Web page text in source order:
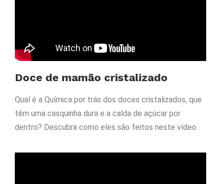
Doce de mamão cristalizado
Qual é a Química por trás dos doces cristalizados, que
têm uma casquinha dura e a calda de açúcar por
dentro? Descubra como eles são feitos neste vídeo.